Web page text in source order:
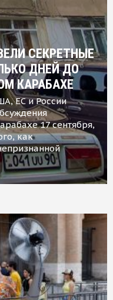
СЕКРЕТНЫЕ
ДНЕЙ ДО
КАРАБАХЕ
ЕС и России
17 сентября,
как